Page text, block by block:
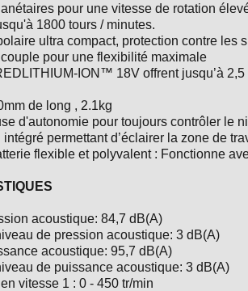
pour une vitesse de rotation
1800 tours / minutes.
ultra compact, protection contre les
pour une flexibilité maximale
ION™ 18V offrent jusqu’à
de long , 2.1kg
d'autonomie pour toujours contrôler le
permettant d’éclairer la zone de
flexible et polyvalent : Fonctionne
acoustique: 84,7 dB(A)
de pression acoustique: 3 dB(A)
acoustique: 95,7 dB(A)
de puissance acoustique: 3 dB(A)
vitesse 1 : 0 - 450 tr/min